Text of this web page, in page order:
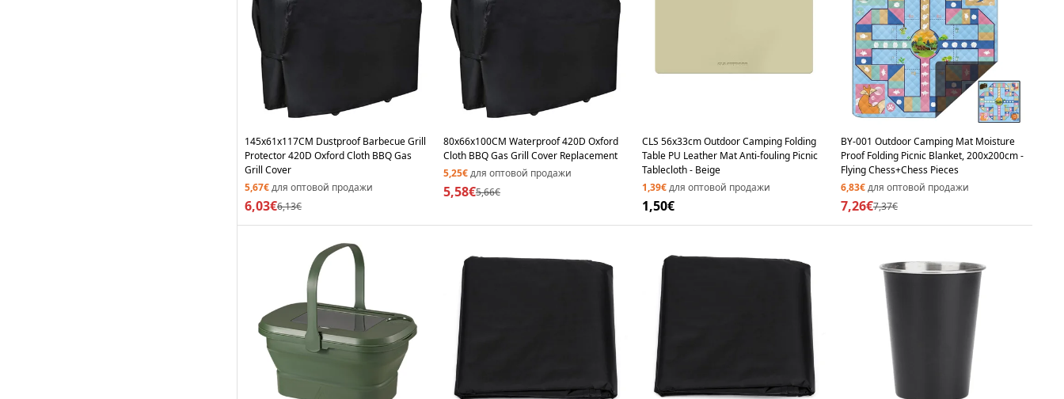
145x61x117CM Dustproof Barbecue Grill
Protector 420D Oxford Cloth BBQ Gas
Grill Cover
5,67€для оптовой продажи
6,03€6,13€
80x66x100CM Waterproof 420D Oxford
Cloth BBQ Gas Grill Cover Replacement
5,25€для оптовой продажи
5,58€5,66€
CLS 56x33cm Outdoor Camping Folding
Table PU Leather Mat Anti-fouling Picnic
Tablecloth - Beige
1,39€для оптовой продажи
1,50€
BY-001 Outdoor Camping Mat Moisture
Proof Folding Picnic Blanket, 200x200cm -
Flying Chess+Chess Pieces
6,83€для оптовой продажи
7,26€7,37€